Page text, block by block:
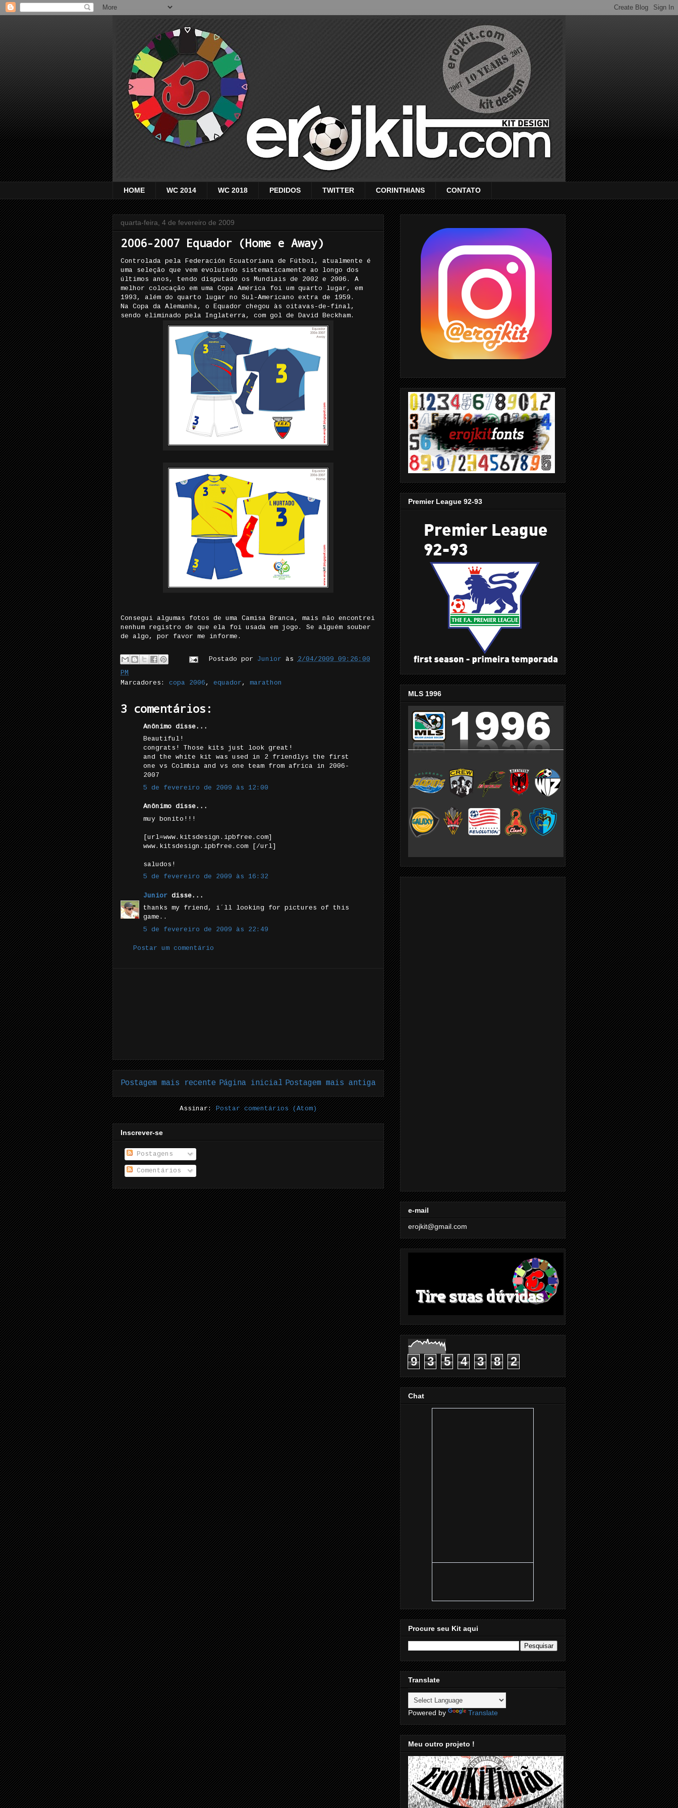
HOME WC 2014 WC 2018 PEDIDOS TWITTER CORINTHIANS CONTATO
quarta-feira, 4 de fevereiro de 2009
2006-2007 Equador (Home e Away)
Controlada pela Federación Ecuatoriana de Fútbol, atualmente é
uma seleção que vem evoluindo sistematicamente ao longo dos
últimos anos, tendo disputado os Mundiais de 2002 e 2006. A
melhor colocação em uma Copa América foi um quarto lugar, em
1993, além do quarto lugar no Sul-Americano extra de 1959.
Na Copa da Alemanha, o Equador chegou às oitavas-de-final,
sendo eliminado pela Inglaterra, com gol de David Beckham.
Consegui algumas fotos de uma Camisa Branca, mais não encontrei
nenhum registro de que ela foi usada em jogo. Se alguém souber
de algo, por favor me informe.
Postado por Junior às 2/04/2009 09:26:00
PM
Marcadores: copa 2006 , equador , marathon
3 comentários:
Anônimo disse...
Beautiful!
congrats! Those kits just look great!
and the white kit was used in 2 friendlys the first
one vs Colmbia and vs one team from africa in 2006-
2007
5 de fevereiro de 2009 às 12:00
Anônimo disse...
muy bonito!!!
[url=www.kitsdesign.ipbfree.com]
www.kitsdesign.ipbfree.com [/url]
saludos!
5 de fevereiro de 2009 às 16:32
Junior disse...
thanks my friend, i´ll looking for pictures of this
game..
5 de fevereiro de 2009 às 22:49
Postar um comentário
Postagem mais recente Postagem mais antiga
Página inicial
Assinar:Postar comentários (Atom)
Inscrever-se
Postagens
Comentários
Premier League 92-93
MLS 1996
e-mail
erojkit@gmail.com
9 3 5 4 3 8 2
Chat
Procure seu Kit aqui
Translate
Powered by Translate
Meu outro projeto !